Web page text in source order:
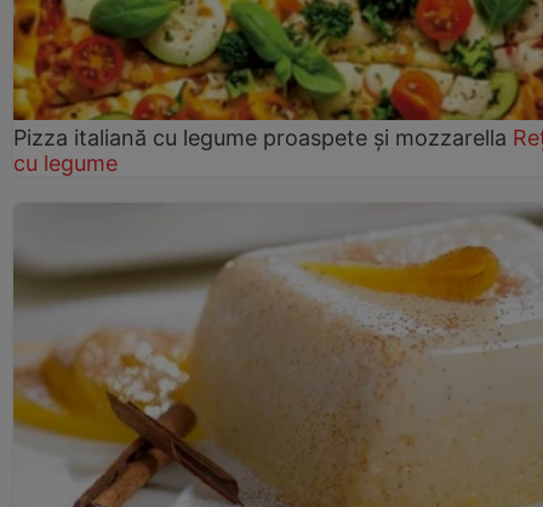
Pizza italiană cu legume proaspete și mozzarella
cu legume